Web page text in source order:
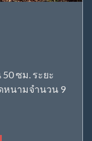
50 ซม. ระยะ
หนามจำนวน 9